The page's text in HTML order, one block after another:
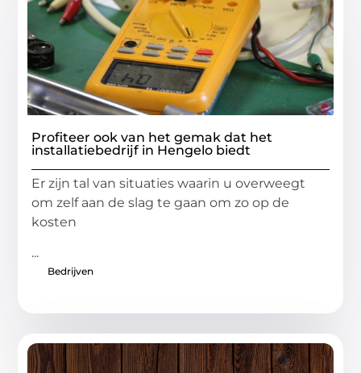
Profiteer ook van het gemak dat het
installatiebedrijf in Hengelo biedt
Er zijn tal van situaties waarin u overweegt
om zelf aan de slag te gaan om zo op de
kosten
...
Bedrijven